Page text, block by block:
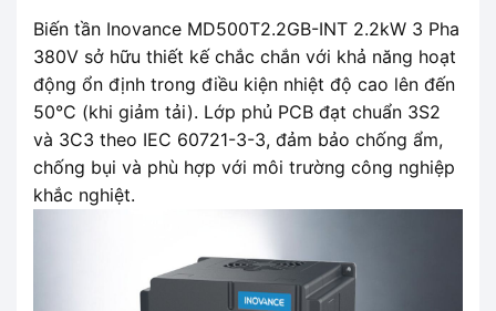
Biến tần Inovance MD500T2.2GB-INT 2.2kW 3 Pha
380V sở hữu thiết kế chắc chắn với khả năng hoạt
động ổn định trong điều kiện nhiệt độ cao lên đến
50°C (khi giảm tải). Lớp phủ PCB đạt chuẩn 3S2
và 3C3 theo IEC 60721-3-3, đảm bảo chống ẩm,
chống bụi và phù hợp với môi trường công nghiệp
khắc nghiệt.